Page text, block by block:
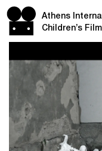
Athens
Children’s